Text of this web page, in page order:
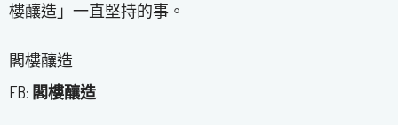
樓釀造」一直堅持的事。
閣樓釀造
FB: 閣樓釀造